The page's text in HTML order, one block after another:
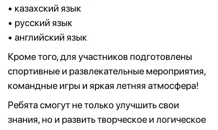
• казахский язык
• русский язык
• английский язык
Кроме того, для участников подготовлены
спортивные и развлекательные мероприятия,
командные игры и яркая летняя атмосфера!
Ребята смогут не только улучшить свои
знания, но и развить творческое и логическое